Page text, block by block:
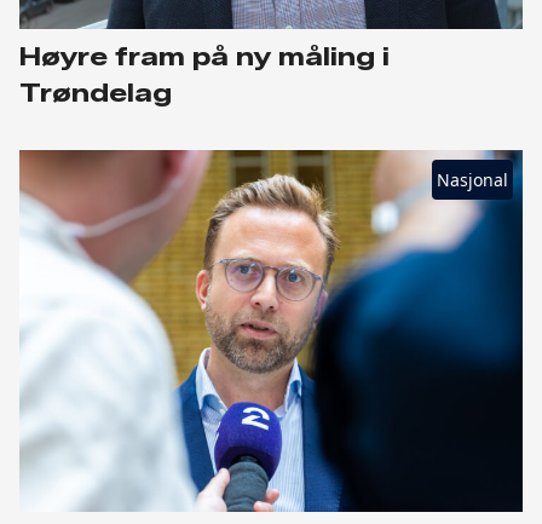
Høyre fram på ny måling i
Trøndelag
Nasjonal